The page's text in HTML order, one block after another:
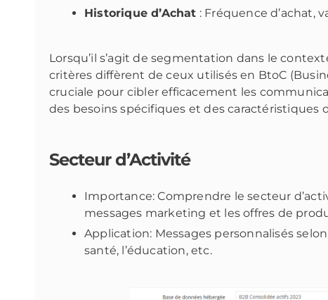
Historique d’Achat : Fréquence d’achat,
Lorsqu’il s’agit de segmentation dans le
critères diffèrent de ceux utilisés en BtoC
cruciale pour cibler efficacement les
des besoins spécifiques et des caractéristiques
Secteur d’Activité
Importance: Comprendre le secteur
messages marketing et les offres de
Application: Messages personnalisés
santé, l’éducation, etc.